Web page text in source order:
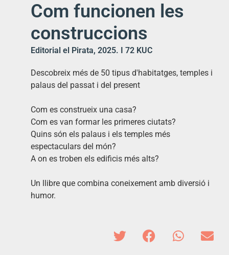
Com funcionen les
construccions
Editorial el Pirata, 2025. I 72 KUC
Descobreix més de 50 tipus d'habitatges, temples i
palaus del passat i del present
Com es construeix una casa?
Com es van formar les primeres ciutats?
Quins són els palaus i els temples més
espectaculars del món?
A on es troben els edificis més alts?
Un llibre que combina coneixement amb diversió i
humor.